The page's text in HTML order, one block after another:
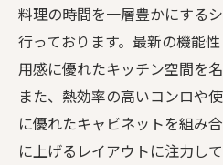
料理の時間を一層豊かにする
行っております。最新の機能
用感に優れたキッチン空間を
また、熱効率の高いコンロや
に優れたキャビネットを組み
に上げるレイアウトに注力し